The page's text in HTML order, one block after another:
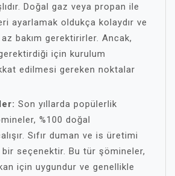
Doğal gaz veya propan ile
ayarlamak oldukça kolaydır ve
bakım gerektirirler. Ancak,
için kurulum
edilmesi gereken noktalar
Son yıllarda popülerlik
%100 doğal
Sıfır duman ve is üretimi
seçenektir. Bu tür şömineler,
için uygundur ve genellikle